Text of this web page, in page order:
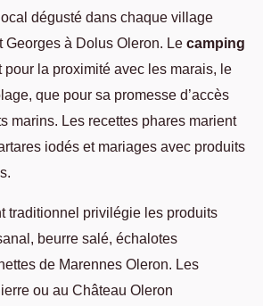
dégusté dans chaque village
Georges à Dolus Oleron. Le camping
pour la proximité avec les marais, le
que pour sa promesse d’accès
marins. Les recettes phares marient
iodés et mariages avec produits
traditionnel privilégie les produits
beurre salé, échalotes
de Marennes Oleron. Les
ou au Château Oleron